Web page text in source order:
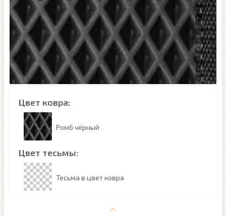
Цвет ковра:
Ромб чёрный
Цвет тесьмы:
Тесьма в цвет ковра